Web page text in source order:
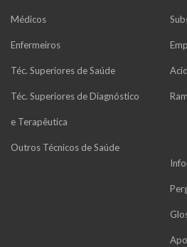
Médicos
Enfermeiros
Téc. Superiores de Saúde
Téc. Superiores de Diagnóstico
e Terapêutica
Outros Técnicos de Saúde